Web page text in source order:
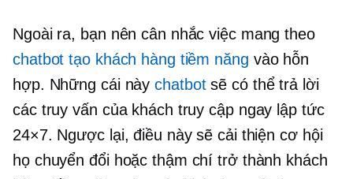
Ngoài ra, bạn nên cân nhắc việc mang theo
chatbot tạo khách hàng tiềm năng vào hỗn
hợp. Những cái nàychatbotsẽ có thể trả lời
các truy vấn của khách truy cập ngay lập tức
24×7. Ngược lại, điều này sẽ cải thiện cơ hội
họ chuyển đổi hoặc thậm chí trở thành khách